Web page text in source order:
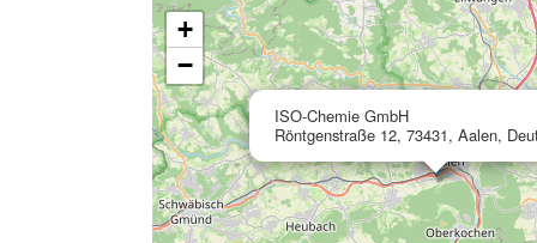
ISO-Chemie GmbH
Röntgenstraße 12, 73431, Aalen,
+
−